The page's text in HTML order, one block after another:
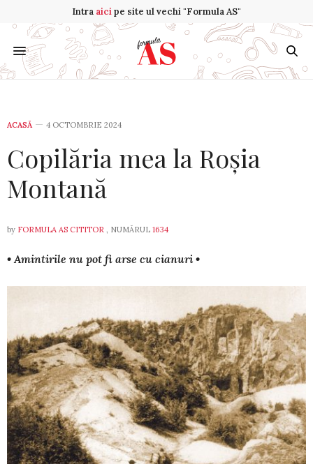
Intra aicipe site ul vechi "Formula AS"
ACASĂ 4 OCTOMBRIE 2024
Copilăria mea la Roșia
Montană
by FORMULA AS CITITOR , NUMĂRUL 1634
• Amintirile nu pot fi arse cu cianuri •